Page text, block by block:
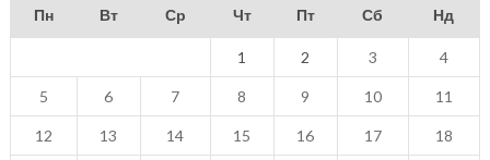
Пн Вт Ср Чт Пт Сб Нд
1 2 3 4
5 6 7 8 9 10 11
12 13 14 15 16 17 18